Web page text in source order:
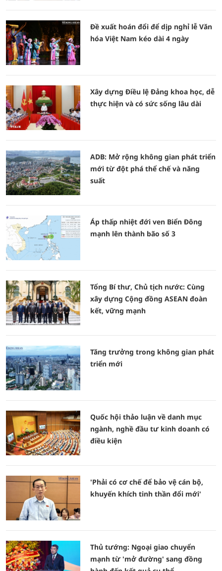
Đề xuất hoán đổi để dịp nghỉ lễ Văn
hóa Việt Nam kéo dài 4 ngày
Xây dựng Điều lệ Đảng khoa học, dễ
thực hiện và có sức sống lâu dài
ADB: Mở rộng không gian phát triển
mới từ đột phá thể chế và năng
suất
Áp thấp nhiệt đới ven Biển Đông
mạnh lên thành bão số 3
Tổng Bí thư, Chủ tịch nước: Cùng
xây dựng Cộng đồng ASEAN đoàn
kết, vững mạnh
Tăng trưởng trong không gian phát
triển mới
Quốc hội thảo luận về danh mục
ngành, nghề đầu tư kinh doanh có
điều kiện
'Phải có cơ chế để bảo vệ cán bộ,
khuyến khích tinh thần đổi mới'
Thủ tướng: Ngoại giao chuyển
mạnh từ 'mở đường' sang đồng